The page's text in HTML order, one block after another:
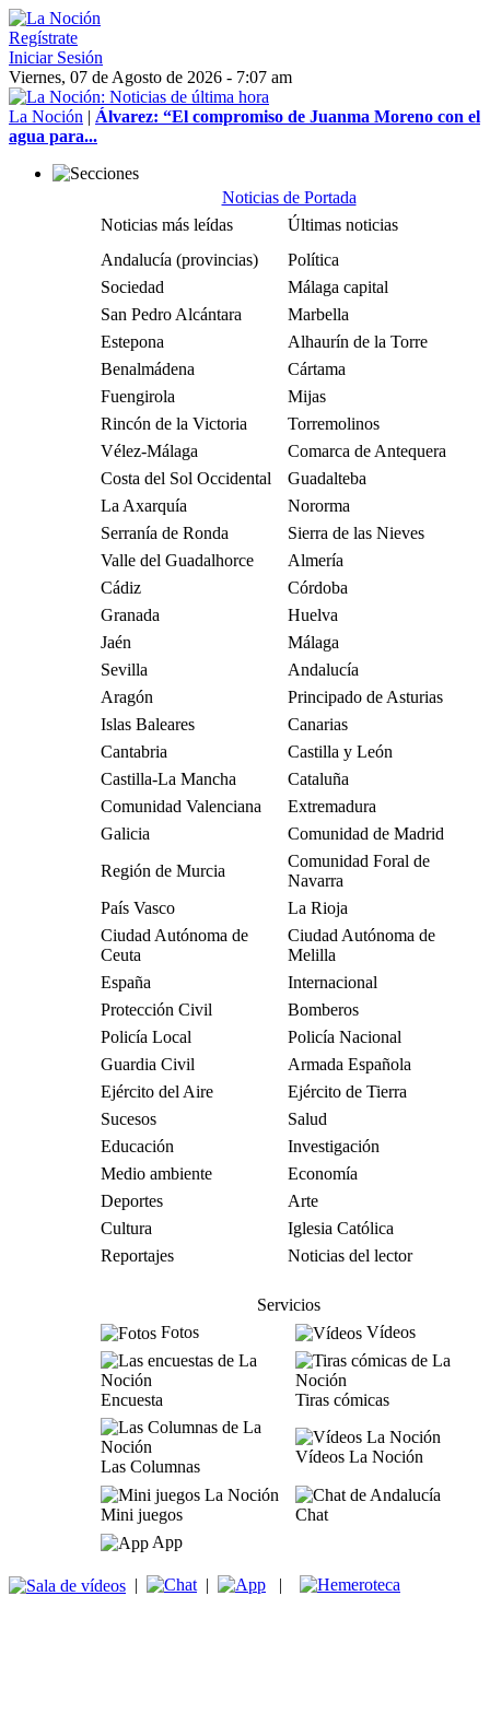
Regístrate
Iniciar Sesión
Viernes, 07 de Agosto de 2026 - 7:07 am
La Noción | Álvarez: “El compromiso de Juanma Moreno con el
agua para...
Noticias de Portada
Noticias más leídas
Últimas noticias
Andalucía (provincias)
Política
Sociedad
Málaga capital
San Pedro Alcántara
Marbella
Estepona
Alhaurín de la Torre
Benalmádena
Cártama
Fuengirola
Mijas
Rincón de la Victoria
Torremolinos
Vélez-Málaga
Comarca de Antequera
Costa del Sol Occidental
Guadalteba
La Axarquía
Nororma
Serranía de Ronda
Sierra de las Nieves
Valle del Guadalhorce
Almería
Cádiz
Córdoba
Granada
Huelva
Jaén
Málaga
Sevilla
Andalucía
Aragón
Principado de Asturias
Islas Baleares
Canarias
Cantabria
Castilla y León
Castilla-La Mancha
Cataluña
Comunidad Valenciana
Extremadura
Galicia
Comunidad de Madrid
Región de Murcia
Comunidad Foral de
Navarra
País Vasco
La Rioja
Ciudad Autónoma de
Ceuta
Ciudad Autónoma de
Melilla
España
Internacional
Protección Civil
Bomberos
Policía Local
Policía Nacional
Guardia Civil
Armada Española
Ejército del Aire
Ejército de Tierra
Sucesos
Salud
Educación
Investigación
Medio ambiente
Economía
Deportes
Arte
Cultura
Iglesia Católica
Reportajes
Noticias del lector
Servicios
Fotos
Vídeos
Encuesta Tiras cómicas
Las Columnas
Vídeos La Noción
Mini juegos
Chat
App
| | |